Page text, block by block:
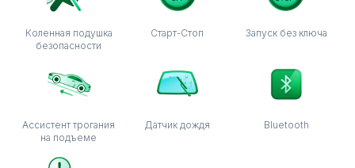
Коленная подушка
безопасности
Старт-Стоп Запуск без ключа
Ассистент трогания
на подъеме
Датчик дождя Bluetooth